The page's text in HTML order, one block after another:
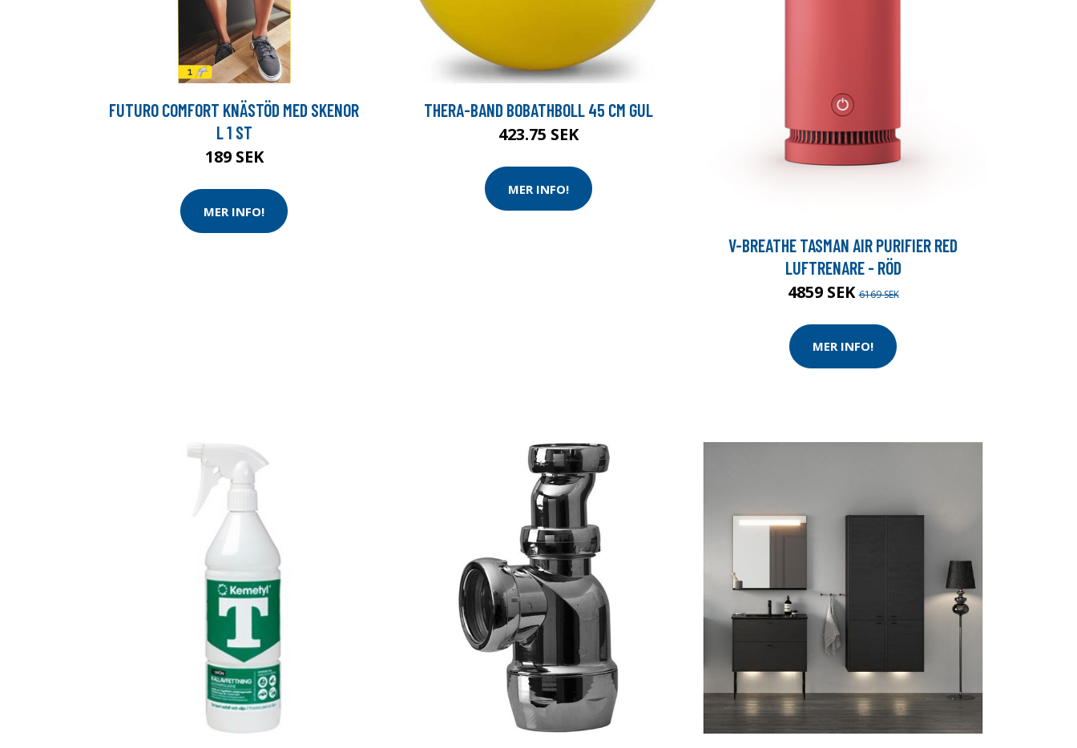
FUTURO COMFORT KNÄSTÖD MED SKENOR
L 1 ST
189 SEK
MER INFO!
THERA-BAND BOBATHBOLL 45 CM GUL
423.75 SEK
MER INFO!
V-BREATHE TASMAN AIR PURIFIER RED
LUFTRENARE - RÖD
4859 SEK6169 SEK
MER INFO!